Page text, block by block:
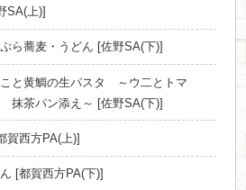
SA(上)]
ら蕎麦・うどん [佐野SA(下)]
と黄鯛の生パスタ ～ウ二とトマ
抹茶パン添え～ [佐野SA(下)]
賀西方PA(上)]
[都賀西方PA(下)]